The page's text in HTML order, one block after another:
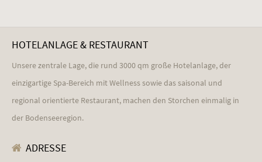
HOTELANLAGE & RESTAURANT
Unsere zentrale Lage, die rund 3000 qm große Hotelanlage, der
einzigartige Spa-Bereich mit Wellness sowie das saisonal und
regional orientierte Restaurant, machen den Storchen einmalig in
der Bodenseeregion.
ADRESSE